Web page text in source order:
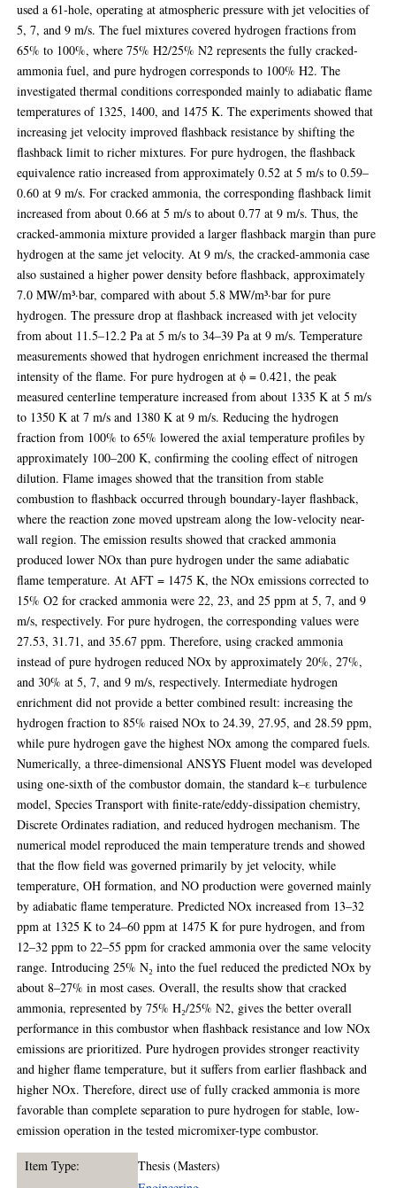
used a 61-hole, operating at atmospheric pressure with jet velocities of
5, 7, and 9 m/s. The fuel mixtures covered hydrogen fractions from
65% to 100%, where 75% H2/25% N2 represents the fully cracked-
ammonia fuel, and pure hydrogen corresponds to 100% H2. The
investigated thermal conditions corresponded mainly to adiabatic flame
temperatures of 1325, 1400, and 1475 K. The experiments showed that
increasing jet velocity improved flashback resistance by shifting the
flashback limit to richer mixtures. For pure hydrogen, the flashback
equivalence ratio increased from approximately 0.52 at 5 m/s to 0.59–
0.60 at 9 m/s. For cracked ammonia, the corresponding flashback limit
increased from about 0.66 at 5 m/s to about 0.77 at 9 m/s. Thus, the
cracked-ammonia mixture provided a larger flashback margin than pure
hydrogen at the same jet velocity. At 9 m/s, the cracked-ammonia case
also sustained a higher power density before flashback, approximately
7.0 MW/m³·bar, compared with about 5.8 MW/m³·bar for pure
hydrogen. The pressure drop at flashback increased with jet velocity
from about 11.5–12.2 Pa at 5 m/s to 34–39 Pa at 9 m/s. Temperature
measurements showed that hydrogen enrichment increased the thermal
intensity of the flame. For pure hydrogen at ϕ = 0.421, the peak
measured centerline temperature increased from about 1335 K at 5 m/s
to 1350 K at 7 m/s and 1380 K at 9 m/s. Reducing the hydrogen
fraction from 100% to 65% lowered the axial temperature profiles by
approximately 100–200 K, confirming the cooling effect of nitrogen
dilution. Flame images showed that the transition from stable
combustion to flashback occurred through boundary-layer flashback,
where the reaction zone moved upstream along the low-velocity near-
wall region. The emission results showed that cracked ammonia
produced lower NOx than pure hydrogen under the same adiabatic
flame temperature. At AFT = 1475 K, the NOx emissions corrected to
15% O2 for cracked ammonia were 22, 23, and 25 ppm at 5, 7, and 9
m/s, respectively. For pure hydrogen, the corresponding values were
27.53, 31.71, and 35.67 ppm. Therefore, using cracked ammonia
instead of pure hydrogen reduced NOx by approximately 20%, 27%,
and 30% at 5, 7, and 9 m/s, respectively. Intermediate hydrogen
enrichment did not provide a better combined result: increasing the
hydrogen fraction to 85% raised NOx to 24.39, 27.95, and 28.59 ppm,
while pure hydrogen gave the highest NOx among the compared fuels.
Numerically, a three-dimensional ANSYS Fluent model was developed
using one-sixth of the combustor domain, the standard k–ε turbulence
model, Species Transport with finite-rate/eddy-dissipation chemistry,
Discrete Ordinates radiation, and reduced hydrogen mechanism. The
numerical model reproduced the main temperature trends and showed
that the flow field was governed primarily by jet velocity, while
temperature, OH formation, and NO production were governed mainly
by adiabatic flame temperature. Predicted NOx increased from 13–32
ppm at 1325 K to 24–60 ppm at 1475 K for pure hydrogen, and from
12–32 ppm to 22–55 ppm for cracked ammonia over the same velocity
range. Introducing 25% N₂ into the fuel reduced the predicted NOx by
about 8–27% in most cases. Overall, the results show that cracked
ammonia, represented by 75% H₂/25% N2, gives the better overall
performance in this combustor when flashback resistance and low NOx
emissions are prioritized. Pure hydrogen provides stronger reactivity
and higher flame temperature, but it suffers from earlier flashback and
higher NOx. Therefore, direct use of fully cracked ammonia is more
favorable than complete separation to pure hydrogen for stable, low-
emission operation in the tested micromixer-type combustor.
Item Type:
Thesis (Masters)